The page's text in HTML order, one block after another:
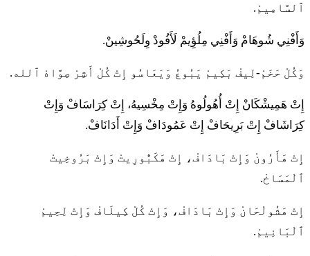
ٱلسَّامِيمْ.
وَأَفْنِي شُوهَامْ وَأَفْنِي مِلُؤِيمْ لَأَفُودْ وِلَحُوشِينْ.
وَكُلْ حَخَمْ-لِيفْ بَكِيمْ يَبُوعُ وَيَعَاسُو إِتْ كُلْ أَشِرْ صِوَّاهْ ٱلله.
إِتْ هَمِيشْكَانْ إِتْ أُهُولُوهُ وَإِتْ مِخْسِيهُ، إِتْ كِرَاسَافْ وَإِتْ
كِرَاشَافْ إِتْ بَرِيحَافْ إِتْ عَمُودَافْ وَإِتْ أَدَانَافْ.
إِتْ هَأَرُونْ وَإِتْ بَادَافْ، إِتْ هَكَبُّورِيتْ وَإِتْ بَرُوخِيتْ
ٱلْمَسَاخْ.
إِتْ هَشُولْحَانْ وَإِتْ بَادَافْ، وَإِتْ كُلْ كِيلَافْ وَإِتْ لِحِيمْ
ٱلْبَانِيمْ.